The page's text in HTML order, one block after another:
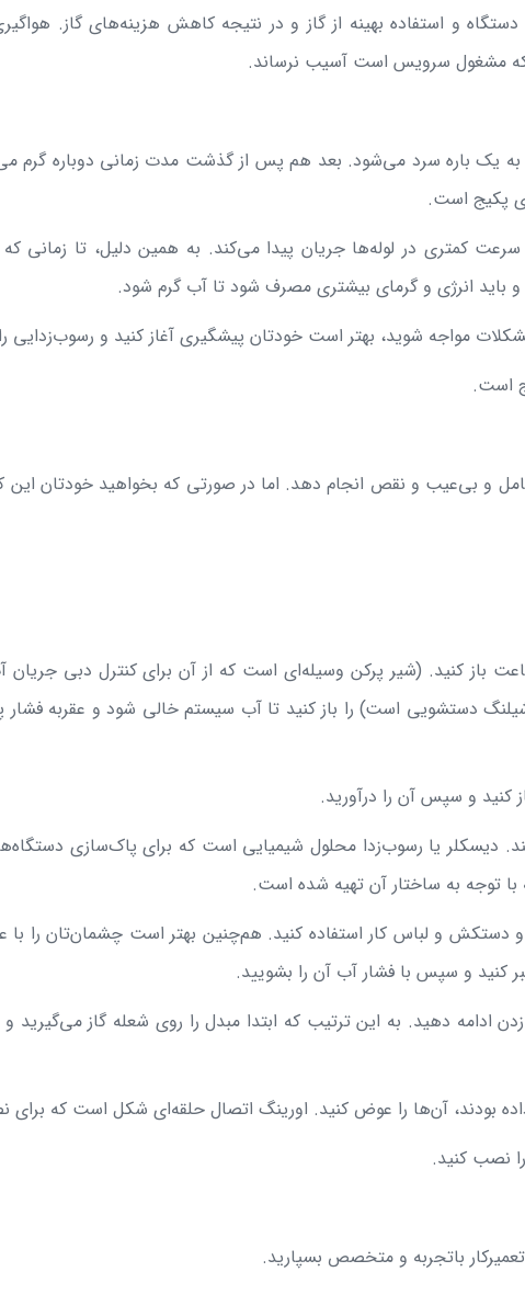
و استفاده بهینه از گاز و در نتیجه کاهش هزینه‌های گاز.
که مشغول سرویس است آسیب نرساند.
یک باره سرد می‌شود. بعد هم پس از گذشت مدت زمانی دوباره گرم
پکیج است.
کمتری در لوله‌ها جریان پیدا می‌کند. به همین دلیل، تا
انرژی و گرمای بیشتری مصرف شود تا آب گرم شود.
مواجه شوید، بهتر است خودتان پیشگیری آغاز کنید و رسوب‌زدایی
است.
و بی‌عیب و نقص انجام دهد. اما در صورتی که بخواهید خودتان این
باز کنید. (شیر پرکن وسیله‌ای است که از آن برای کنترل دبی جریان
دستشویی است) را باز کنید تا آب سیستم خالی شود و عقربه فشار
دیسکلر یا رسوب‌زدا محلول شیمیایی است که برای پاک‌سازی
توجه به ساختار آن تهیه شده است.
و دستکش و لباس کار استفاده کنید. هم‌چنین بهتر است چشمان‌تان
کنید و سپس با فشار آب آن را بشویید.
ادامه دهید. به این ترتیب که ابتدا مبدل را روی شعله گاز
باتجربه و متخصص بسپارید.